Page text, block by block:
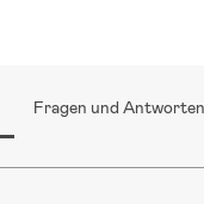
Fragen und